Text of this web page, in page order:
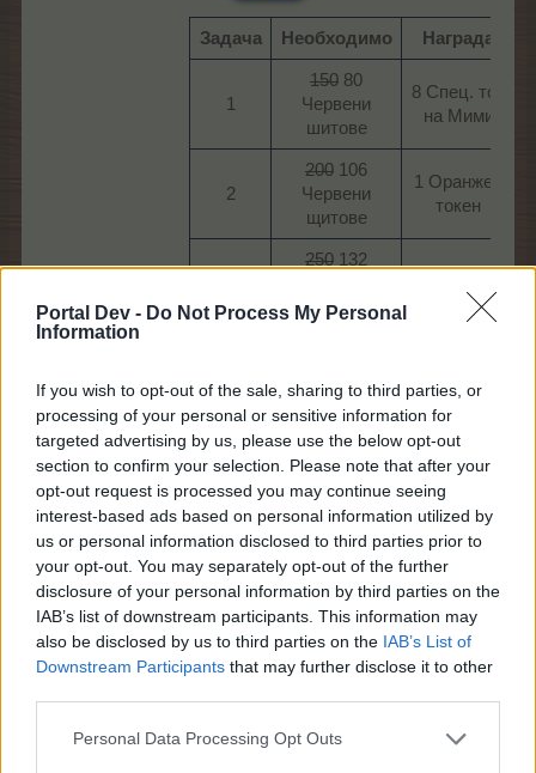
Portal Dev - Do Not Process My Personal
Information
If you wish to opt-out of the sale, sharing to third parties, or
processing of your personal or sensitive information for
targeted advertising by us, please use the below opt-out
section to confirm your selection. Please note that after your
opt-out request is processed you may continue seeing
interest-based ads based on personal information utilized by
us or personal information disclosed to third parties prior to
your opt-out. You may separately opt-out of the further
disclosure of your personal information by third parties on the
IAB’s list of downstream participants. This information may
also be disclosed by us to third parties on the IAB’s List of
Downstream Participants that may further disclose it to other
Personal Data Processing Opt Outs
Задача Необходимо Награда
1​
150 80
Червени
шитове​
8 Спец. тор
на Мими​
2​
200 106
Червени
щитове​
1 Оранжев
токен​
250 132
щитове​
4​
стръкче​
дърво
„Вела“​
5​
400212
Червени
щитове​
1 Купон за
пом.
техника (3
ч.)​
6​
450 238
Червени
щитове​
2 Вроден
талант за
хвърляне
на брадви​
Задачите се изпълняват последователно.